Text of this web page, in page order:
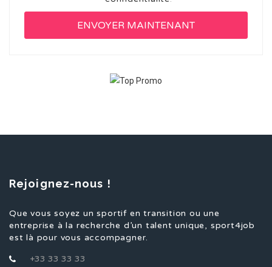
Rejoignez-nous !
Que vous soyez un sportif en transition ou une
entreprise à la recherche d’un talent unique, sport4job
est là pour vous accompagner.
+33 33 33 33